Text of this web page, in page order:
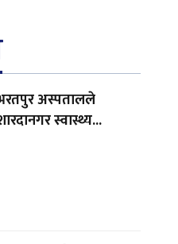
अस्पतालले
स्वास्थ्य...